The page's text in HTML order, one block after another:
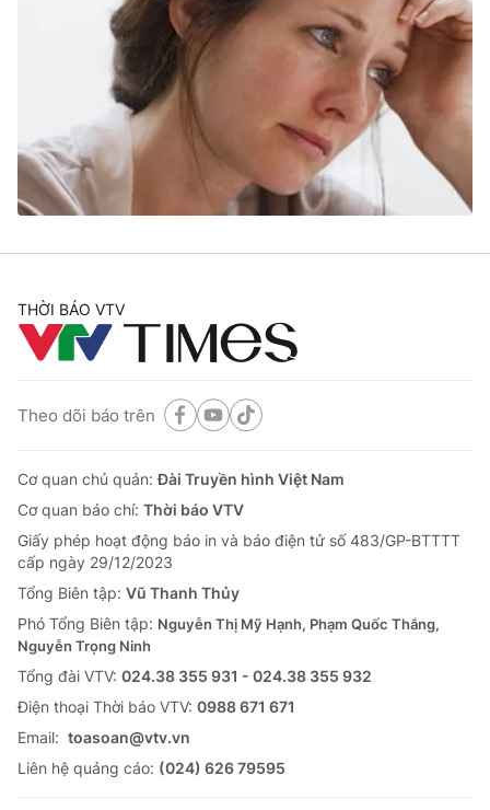
THỜI BÁO VTV
Theo dõi báo trên
Cơ quan chủ quản:Đài Truyền hình Việt Nam
Cơ quan báo chí: Thời báo VTV
Giấy phép hoạt động báo in và báo điện tử số 483/GP-BTTTT
cấp ngày 29/12/2023
Tổng Biên tập: Vũ Thanh Thủy
Phó Tổng Biên tập: Nguyễn Thị Mỹ Hạnh, Phạm Quốc Thắng,
Nguyễn Trọng Ninh
Tổng đài VTV: 024.38 355 931 - 024.38 355 932
Ðiện thoại Thời báo VTV: 0988 671 671
Email: toasoan@vtv.vn
Liên hệ quảng cáo: (024) 626 79595